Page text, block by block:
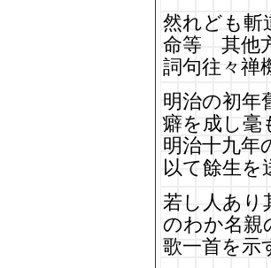
然れども斬
命等 其他
詞句往々禅
明治の初年
癖を成し毫
明治十九
以て餘生を
若し人あ
のわか名親
歌一首を示